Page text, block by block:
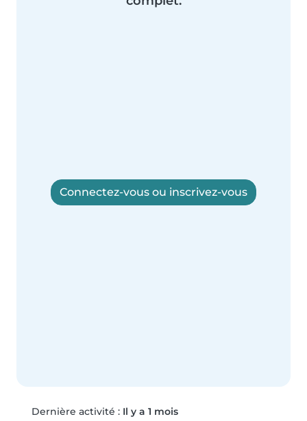
Connectez-vous ou inscrivez-vous
Dernière activité : Il y a 1 mois